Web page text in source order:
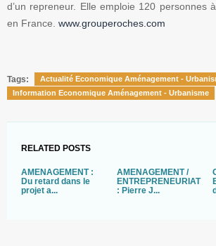
d’un repreneur. Elle emploie 120 personnes
en France. www.grouperoches.com
Tags:
Actualité Economique Aménagement -
Information Economique Aménagement - Urbanisme
RELATED POSTS
AMÉNAGEMENT :
Du retard dans le
projet a...
AMENAGEMENT /
ENTREPRENEURIAT
: Pierre J...